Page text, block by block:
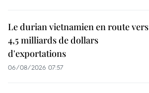
Le durian vietnamien en route vers
4,5 milliards de dollars
d'exportations
06/08/2026 07:57